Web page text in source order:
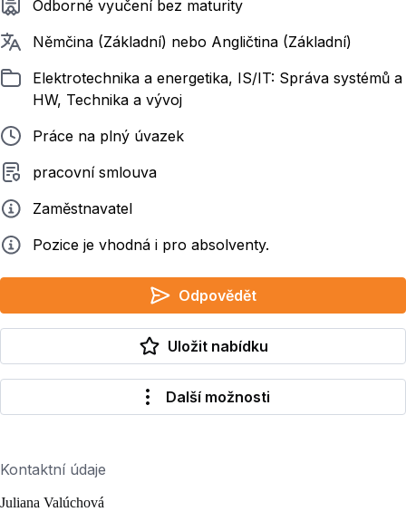
Odborné vyučení bez maturity
Požadované jazyky
Němčina (Základní) nebo Angličtina (Základní)
ZařazenoElektrotechnika a energetika, IS/IT: Správa systémů a
HW, Technika a vývoj
Typ pracovního poměru
Práce na plný úvazek
Typ smluvního vztahu
pracovní smlouva
ZadavatelZaměstnavatel
Info Pozice je vhodná i pro absolventy.
Odpovědět
Uložit nabídku
Další možnosti
Kontaktní údaje
Juliana Valúchová